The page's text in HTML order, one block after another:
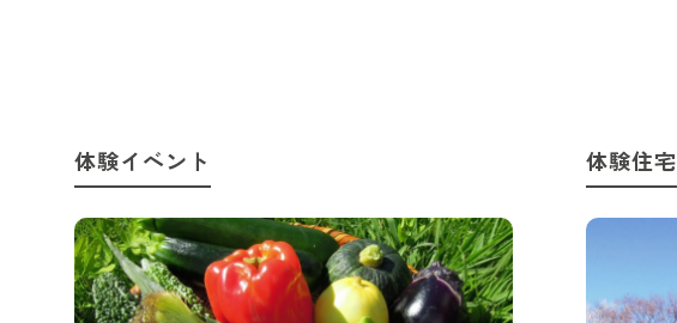
体験イベント 体験住宅